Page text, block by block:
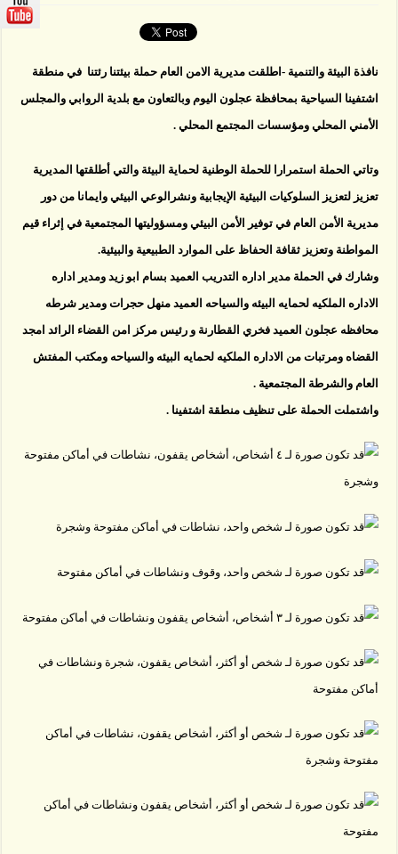
اطلاق
حملة
في
السياحية
مغلقة
نافذة البيئة والتنمية -اطلقت مديرية الامن العام حملة بيئتنا رئتنا في منطقة
اشتفينا السياحية بمحافظة عجلون اليوم وبالتعاون مع بلدية الروابي والمجلس
الأمني المحلي ومؤسسات المجتمع المحلي .
وتاتي الحملة استمرارا للحملة الوطنية لحماية البيئة والتي أطلقتها المديرية
تعزيز لتعزيز السلوكيات البيئية الإيجابية ونشرالوعي البيئي وايمانا من دور
مديرية الأمن العام في توفير الأمن البيئي ومسؤوليتها المجتمعية في إثراء قيم
المواطنة وتعزيز ثقافة الحفاظ على الموارد الطبيعية والبيئية.
وشارك في الحملة مدير اداره التدريب العميد بسام ابو زيد ومدير اداره
الاداره الملكيه لحمايه البيئه والسياحه العميد منهل حجرات ومدير شرطه
محافظه عجلون العميد فخري القطارنة و رئيس مركز امن القضاء الرائد امجد
القضاه ومرتبات من الاداره الملكيه لحمايه البيئه والسياحه ومكتب المفتش
العام والشرطة المجتمعية .
واشتملت الحملة على تنظيف منطقة اشتفينا .